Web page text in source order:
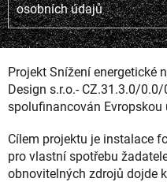
osobních údajů
Projekt Snížení energetické
Design s.r.o.- CZ.31.3.0/
spolufinancován Evropskou
Cílem projektu je instalace
pro vlastní spotřebu
obnovitelných zdrojů dojde